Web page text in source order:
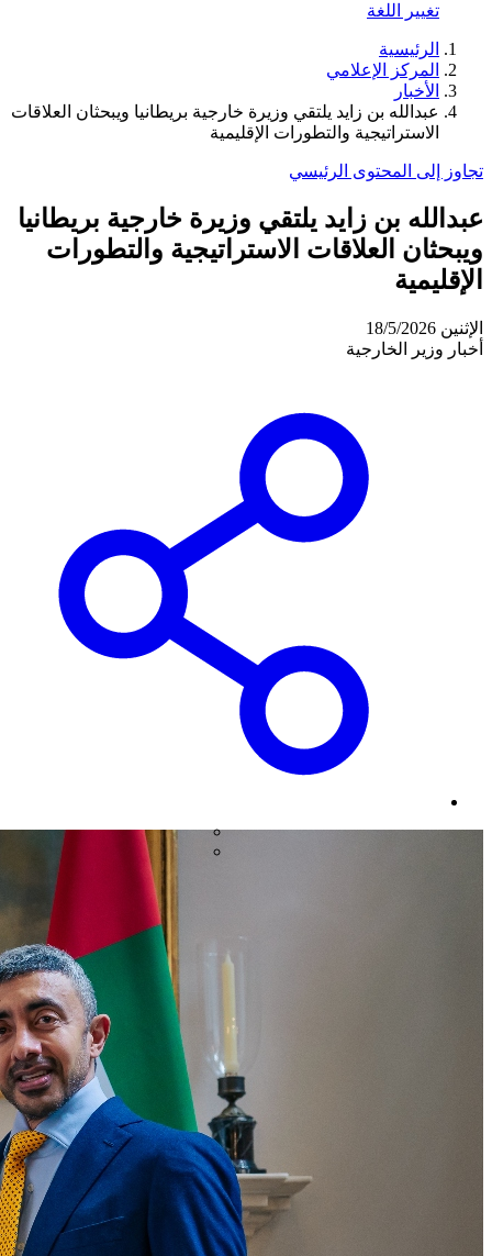
تغيير اللغة
الرئيسية
المركز الإعلامي
الأخبار
عبدالله بن زايد يلتقي وزيرة خارجية بريطانيا ويبحثان العلاقات
الاستراتيجية والتطورات الإقليمية
تجاوز إلى المحتوى الرئيسي
عبدالله بن زايد يلتقي وزيرة خارجية بريطانيا
ويبحثان العلاقات الاستراتيجية والتطورات
الإقليمية
الإثنين 18/5/2026
أخبار وزير الخارجية